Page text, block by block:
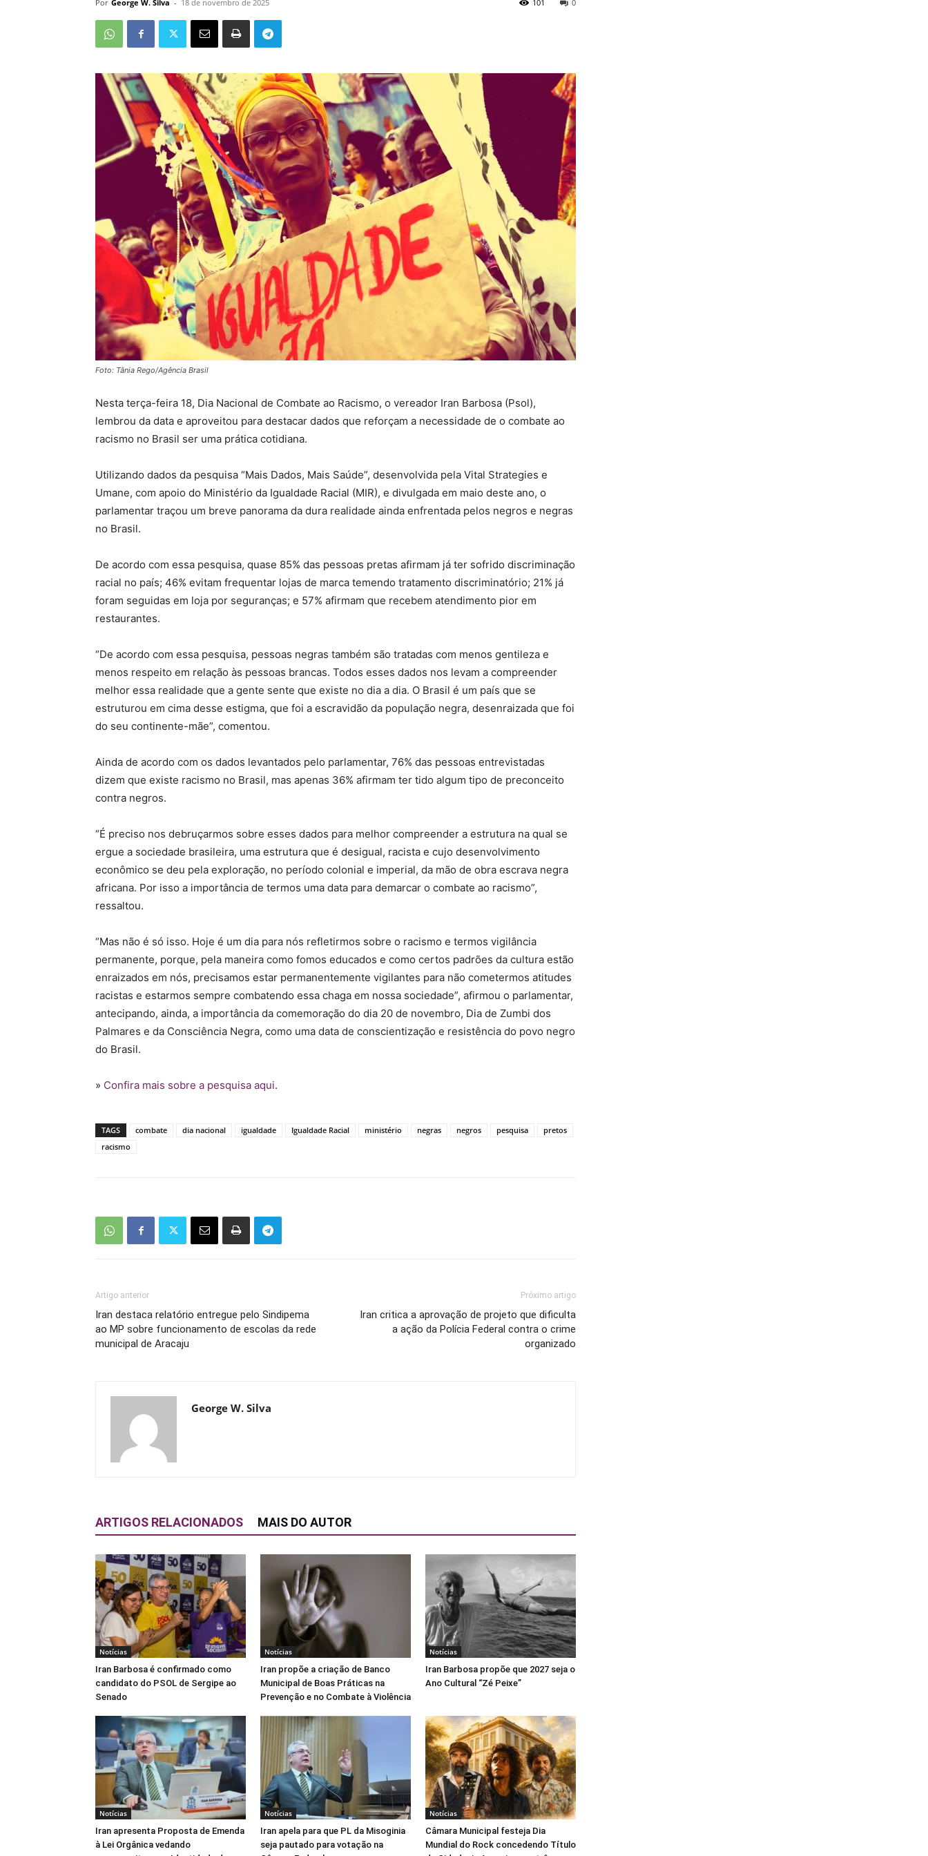
Por George W. Silva - 18 de novembro de 2025 0
101
Foto: Tânia Rego/Agência Brasil
Nesta terça-feira 18, Dia Nacional de Combate ao Racismo, o vereador Iran Barbosa (Psol),
lembrou da data e aproveitou para destacar dados que reforçam a necessidade de o combate ao
racismo no Brasil ser uma prática cotidiana.
Utilizando dados da pesquisa “Mais Dados, Mais Saúde”, desenvolvida pela Vital Strategies e
Umane, com apoio do Ministério da Igualdade Racial (MIR), e divulgada em maio deste ano, o
parlamentar traçou um breve panorama da dura realidade ainda enfrentada pelos negros e negras
no Brasil.
De acordo com essa pesquisa, quase 85% das pessoas pretas afirmam já ter sofrido discriminação
racial no país; 46% evitam frequentar lojas de marca temendo tratamento discriminatório; 21% já
foram seguidas em loja por seguranças; e 57% afirmam que recebem atendimento pior em
restaurantes.
“De acordo com essa pesquisa, pessoas negras também são tratadas com menos gentileza e
menos respeito em relação às pessoas brancas. Todos esses dados nos levam a compreender
melhor essa realidade que a gente sente que existe no dia a dia. O Brasil é um país que se
estruturou em cima desse estigma, que foi a escravidão da população negra, desenraizada que foi
do seu continente-mãe”, comentou.
Ainda de acordo com os dados levantados pelo parlamentar, 76% das pessoas entrevistadas
dizem que existe racismo no Brasil, mas apenas 36% afirmam ter tido algum tipo de preconceito
contra negros.
“É preciso nos debruçarmos sobre esses dados para melhor compreender a estrutura na qual se
ergue a sociedade brasileira, uma estrutura que é desigual, racista e cujo desenvolvimento
econômico se deu pela exploração, no período colonial e imperial, da mão de obra escrava negra
africana. Por isso a importância de termos uma data para demarcar o combate ao racismo”,
ressaltou.
“Mas não é só isso. Hoje é um dia para nós refletirmos sobre o racismo e termos vigilância
permanente, porque, pela maneira como fomos educados e como certos padrões da cultura estão
enraizados em nós, precisamos estar permanentemente vigilantes para não cometermos atitudes
racistas e estarmos sempre combatendo essa chaga em nossa sociedade”, afirmou o parlamentar,
antecipando, ainda, a importância da comemoração do dia 20 de novembro, Dia de Zumbi dos
Palmares e da Consciência Negra, como uma data de conscientização e resistência do povo negro
do Brasil.
» Confira mais sobre a pesquisa aqui.
TAGS combate dia nacional igualdade Igualdade Racial ministério negras negros pesquisa
pretos
racismo
Artigo anterior
Iran destaca relatório entregue pelo Sindipema
ao MP sobre funcionamento de escolas da rede
municipal de Aracaju
Próximo artigo
Iran critica a aprovação de projeto que dificulta
a ação da Polícia Federal contra o crime
organizado
George W. Silva
ARTIGOS RELACIONADOS MAIS DO AUTOR
Notícias
Iran Barbosa é confirmado como
candidato do PSOL de Sergipe ao
Senado
Notícias
Iran propõe a criação de Banco
Municipal de Boas Práticas na
Prevenção e no Combate à Violência
Notícias
Iran Barbosa propõe que 2027 seja o
Ano Cultural “Zé Peixe”
Notícias
Iran apresenta Proposta de Emenda
à Lei Orgânica vedando
Notícias
Iran apela para que PL da Misoginia
seja pautado para votação na
Notícias
Câmara Municipal festeja Dia
Mundial do Rock concedendo Título